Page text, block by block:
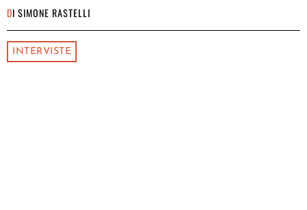
DI SIMONE RASTELLI
INTERVISTE